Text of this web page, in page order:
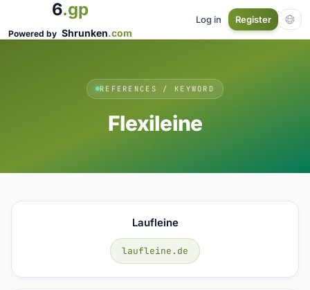
6.gp
Powered by Shrunken.com
Log in Register
REFERENCES / KEYWORD
Flexileine
Laufleine
laufleine.de